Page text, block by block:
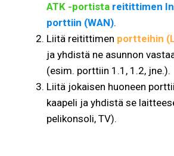
ATK -portista reitittimen
porttiin (WAN).
Liitä reitittimen portteihin
ja yhdistä ne asunnon
(esim. porttiin 1.1, 1.2, jne.).
Liitä jokaisen huoneen
kaapeli ja yhdistä se
pelikonsoli, TV).